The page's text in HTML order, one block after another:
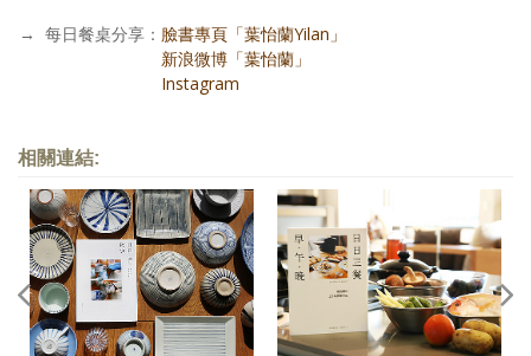
→ 每日餐桌分享： 臉書專頁「葉怡蘭Yilan」
新浪微博「葉怡蘭」
Instagram
相關連結: